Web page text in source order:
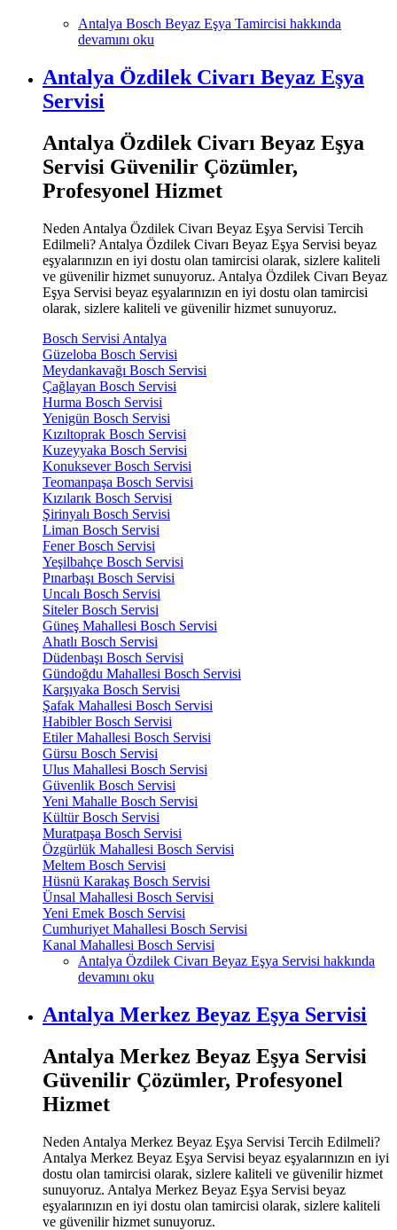
Antalya Bosch Beyaz Eşya Tamircisi hakkında
devamını oku
Antalya Özdilek Civarı Beyaz Eşya
Servisi
Antalya Özdilek Civarı Beyaz Eşya
Servisi Güvenilir Çözümler,
Profesyonel Hizmet
Neden Antalya Özdilek Civarı Beyaz Eşya Servisi Tercih
Edilmeli? Antalya Özdilek Civarı Beyaz Eşya Servisi beyaz
eşyalarınızın en iyi dostu olan tamircisi olarak, sizlere kaliteli
ve güvenilir hizmet sunuyoruz. Antalya Özdilek Civarı Beyaz
Eşya Servisi beyaz eşyalarınızın en iyi dostu olan tamircisi
olarak, sizlere kaliteli ve güvenilir hizmet sunuyoruz.
Bosch Servisi Antalya
Güzeloba Bosch Servisi
Meydankavağı Bosch Servisi
Çağlayan Bosch Servisi
Hurma Bosch Servisi
Yenigün Bosch Servisi
Kızıltoprak Bosch Servisi
Kuzeyyaka Bosch Servisi
Konuksever Bosch Servisi
Teomanpaşa Bosch Servisi
Kızılarık Bosch Servisi
Şirinyalı Bosch Servisi
Liman Bosch Servisi
Fener Bosch Servisi
Yeşilbahçe Bosch Servisi
Pınarbaşı Bosch Servisi
Uncalı Bosch Servisi
Siteler Bosch Servisi
Güneş Mahallesi Bosch Servisi
Ahatlı Bosch Servisi
Düdenbaşı Bosch Servisi
Gündoğdu Mahallesi Bosch Servisi
Karşıyaka Bosch Servisi
Şafak Mahallesi Bosch Servisi
Habibler Bosch Servisi
Etiler Mahallesi Bosch Servisi
Gürsu Bosch Servisi
Ulus Mahallesi Bosch Servisi
Güvenlik Bosch Servisi
Yeni Mahalle Bosch Servisi
Kültür Bosch Servisi
Muratpaşa Bosch Servisi
Özgürlük Mahallesi Bosch Servisi
Meltem Bosch Servisi
Hüsnü Karakaş Bosch Servisi
Ünsal Mahallesi Bosch Servisi
Yeni Emek Bosch Servisi
Cumhuriyet Mahallesi Bosch Servisi
Kanal Mahallesi Bosch Servisi
Antalya Özdilek Civarı Beyaz Eşya Servisi hakkında
devamını oku
Antalya Merkez Beyaz Eşya Servisi
Antalya Merkez Beyaz Eşya Servisi
Güvenilir Çözümler, Profesyonel
Hizmet
Neden Antalya Merkez Beyaz Eşya Servisi Tercih Edilmeli?
Antalya Merkez Beyaz Eşya Servisi beyaz eşyalarınızın en iyi
dostu olan tamircisi olarak, sizlere kaliteli ve güvenilir hizmet
sunuyoruz. Antalya Merkez Beyaz Eşya Servisi beyaz
eşyalarınızın en iyi dostu olan tamircisi olarak, sizlere kaliteli
ve güvenilir hizmet sunuyoruz.